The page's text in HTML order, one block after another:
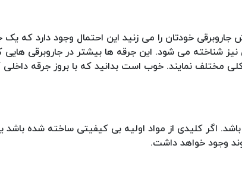
خودتان را می زنید این احتمال وجود دارد که یک
شناخته می شود. این جرقه ها بیشتر در جاروبرقی هایی
مختلف نمایند. خوب است بدانید که با بروز جرقه داخلی
کلیدی از مواد اولیه بی کیفیتی ساخته شده باشد یا
وجود خواهد داشت.